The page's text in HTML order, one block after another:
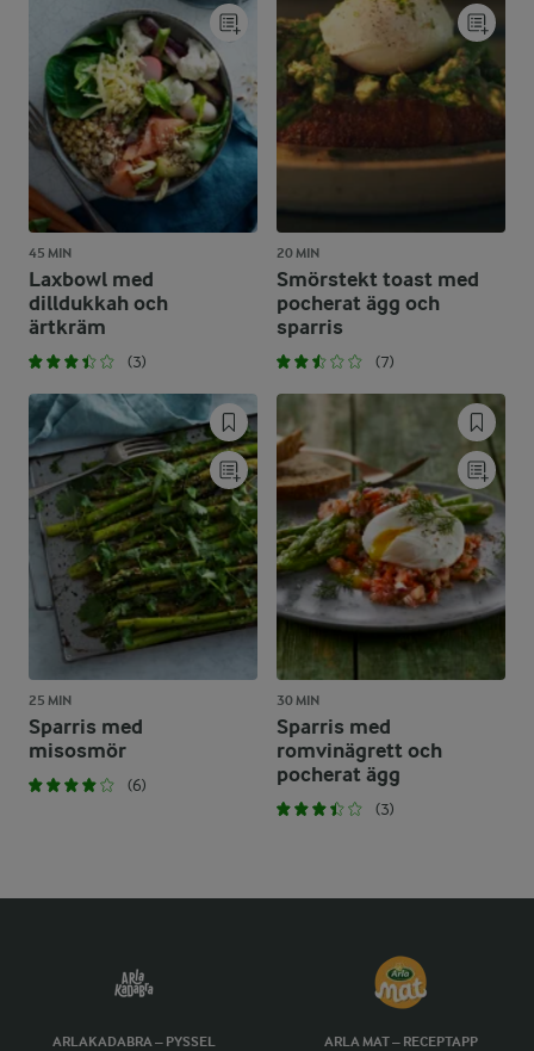
45 MIN
Laxbowl med
dilldukkah och
ärtkräm
(3)
20 MIN
Smörstekt toast med
pocherat ägg och
sparris
(7)
25 MIN
Sparris med
misosmör
(6)
30 MIN
Sparris med
romvinägrett och
pocherat ägg
(3)
ARLAKADABRA – PYSSEL
ARLA MAT – RECEPTAPP